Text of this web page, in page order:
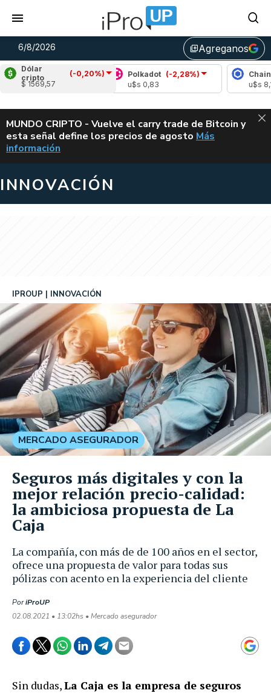
6/8/2026 library_addAgreganos
Dólar
cripto
(-0,20%)
$ 1569,57
(-0,02%)
Polkadot (-2,28%)
u$s 0,83
Chainlink
ALERTA
MUNDO CRIPTO - Vuelve el carry trade de Bitcoin y
esta señal define los precios de agosto VUELVE EL
Más
información
INNOVACIÓN
La compañía, con más de de 100 años en el sector,
ofrece una propuesta de valor para todas sus
pólizas con acento en la experiencia del cliente
IPROUP INNOVACIÓN
PoriProUP
02.08.2021 • 13:02hs • Mercado asegurador
MERCADO ASEGURADOR
Seguros más digitales y con la
mejor relación precio-calidad:
la ambiciosa propuesta de La
Caja
Sin dudas,La Caja es la empresa de seguros